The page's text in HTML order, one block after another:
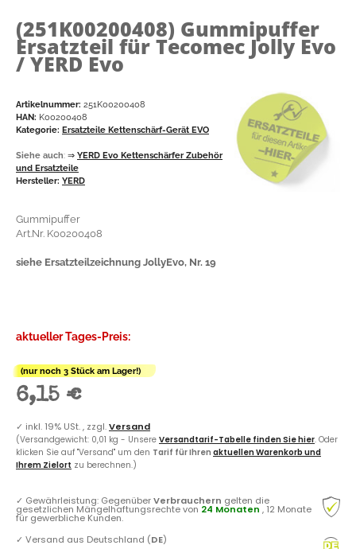
(251K00200408) Gummipuffer
Ersatzteil für Tecomec Jolly Evo
/ YERD Evo
Artikelnummer: 251K00200408
HAN: K00200408
Kategorie: Ersatzteile Kettenschärf-Gerät EVO
Siehe auch: ⇒ YERD Evo Kettenschärfer Zubehör
und Ersatzteile
Hersteller: YERD
Gummipuffer
Art.Nr. K00200408
siehe Ersatzteilzeichnung JollyEvo, Nr. 19
aktueller Tages-Preis:
(nur noch 3 Stück am Lager!)
6,15 €
✓ inkl. 19% USt. , zzgl.Versand
(Versandgewicht: 0,01 kg - Unsere Versandtarif-Tabelle finden Sie hier. Oder
klicken Sie auf "Versand" um den Tarif für Ihren aktuellen Warenkorb und
Ihrem Zielort zu berechnen.)
✓ Gewährleistung: GegenüberVerbrauchern gelten die
gesetzlichen Mängelhaftungsrechte von 24 Monaten , 12 Monate
für gewerbliche Kunden.
✓ Versand aus Deutschland (DE)